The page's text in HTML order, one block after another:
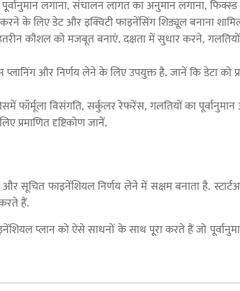
लगाना, संचालन लागत का अनुमान लगाना, फिक्स्ड
के लिए डेट और इक्विटी फाइनेंसिंग शिड्यूल बनाना
कौशल को मजबूत बनाएं. दक्षता में सुधार करने,
और निर्णय लेने के लिए उपयुक्त है. जानें कि डेटा
विसंगति, सर्कुलर रेफरेंस, गलतियों का पूर्वानुमान
प्रमाणित दृष्टिकोण जानें.
सूचित फाइनेंशियल निर्णय लेने में सक्षम बनाता है.
हैं.
प्लान को ऐसे साधनों के साथ पूरा करते हैं जो